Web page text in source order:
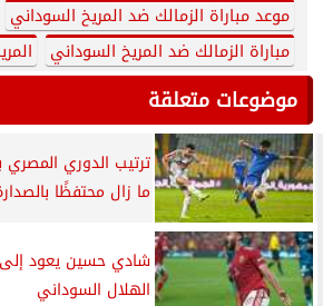
موعد مباراة الزمالك ضد المريخ السوداني
مباراة الزمالك ضد المريخ السوداني
موضوعات متعلقة
ترتيب الدوري المصري
ما زال محتفظًا
شادي حسين يعود إلى
الهلال السوداني